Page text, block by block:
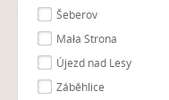
Šeberov
Mała Strona
Újezd nad Lesy
Záběhlice